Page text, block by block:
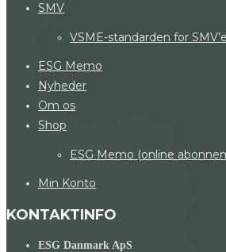
SMV
VSME-standarden for
ESG Memo
Nyheder
Om os
Shop
ESG Memo (online
Min Konto
KONTAKTINFO
ESG Danmark ApS